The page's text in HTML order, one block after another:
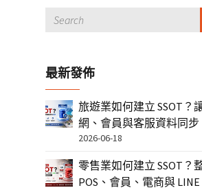
最新發佈
旅遊業如何建立 SSOT？
網、會員與客服資料同步
2026-06-18
零售業如何建立 SSOT？
POS、會員、電商與